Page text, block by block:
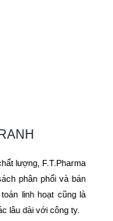
lượng, F.T.Pharma
phân phối và bán
linh hoạt cũng là
lâu dài với công ty.